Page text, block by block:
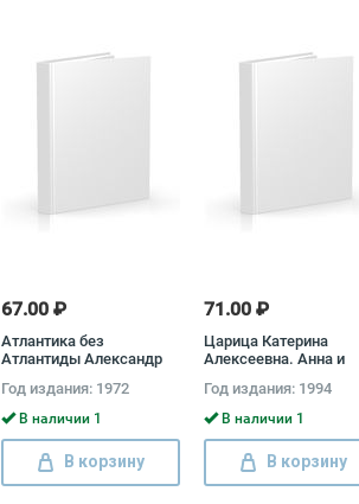
67.00 ₽
Атлантика без
Атлантиды Александр
Год издания: 1972
В наличии 1
В корзину
71.00 ₽
Царица Катерина
Алексеевна. Анна и
Михаил Семевский
Год издания: 1994
В наличии 1
В корзину